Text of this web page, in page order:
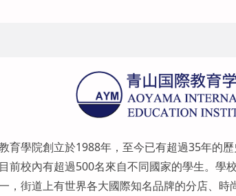
育學院創立於1988年，至今已有超過35年的
前校內有超過500名來自不同國家的學生。學
，街道上有世界各大國際知名品牌的分店、